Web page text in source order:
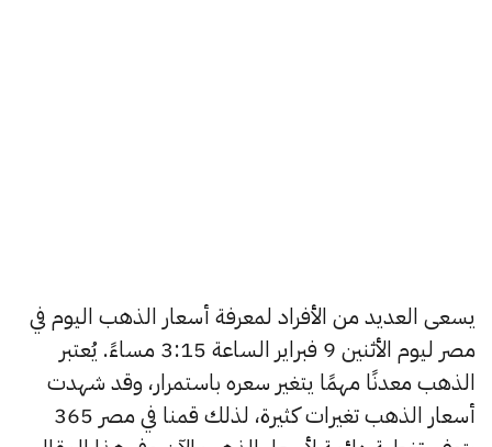
يسعى العديد من الأفراد لمعرفة أسعار الذهب اليوم في
مصر ليوم الأثنين 9 فبراير الساعة 3:15 مساءً. يُعتبر
الذهب معدنًا مهمًا يتغير سعره باستمرار، وقد شهدت
أسعار الذهب تغيرات كثيرة، لذلك قمنا في مصر 365